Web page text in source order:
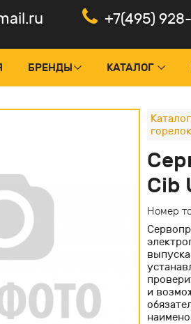
+7(495)
БРЕНДЫ КАТАЛОГ
Каталог
горелок
Cib
Номер
и